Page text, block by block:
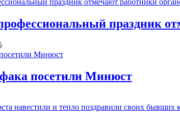
праздник
посетили Минюст